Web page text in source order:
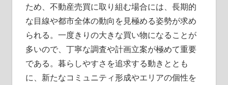
ため、不動産売買に取り組む場合には、長期的
な目線や都市全体の動向を見極める姿勢が求め
られる。一度きりの大きな買い物になることが
多いので、丁寧な調査や計画立案が極めて重要
である。暮らしやすさを追求する動きととも
に、新たなコミュニティ形成やエリアの個性を